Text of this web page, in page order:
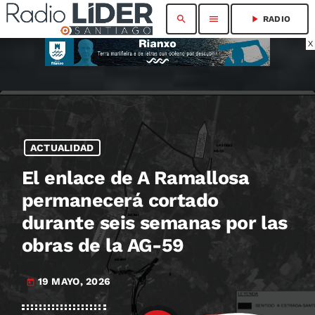
X
search menu play_arrow RADIO
ACTUALIDAD
El enlace de A Ramallosa
permanecerá cortado
durante seis semanas por las
obras de la AG-59
today 19 MAYO, 2026